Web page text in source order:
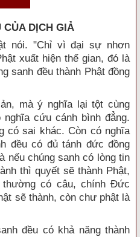
DỊCH GIẢ
nói. "Chỉ vì đại sự nhơn
xuất hiện thế gian, đó là
sanh đều thành Phật đồng
mà ý nghĩa lại tột cùng
cứu cánh bình đẳng.
có sai khác. Còn có nghĩa
đều có đủ tánh đức đồng
nếu chúng sanh có lòng tin
thì quyết sẽ thành Phật,
có câu, chính Đức
sẽ thành, còn chư phật là
đều có khả năng thành